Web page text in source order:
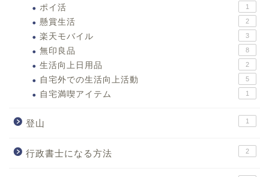
ポイ活 1
懸賞生活 2
楽天モバイル 3
無印良品 8
生活向上日用品 2
自宅外での生活向上活動 5
自宅満喫アイテム 1
登山 1
行政書士になる方法 2